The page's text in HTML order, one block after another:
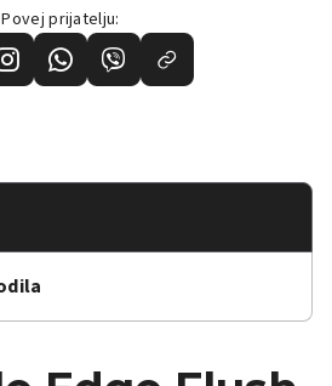
Povej prijatelju: